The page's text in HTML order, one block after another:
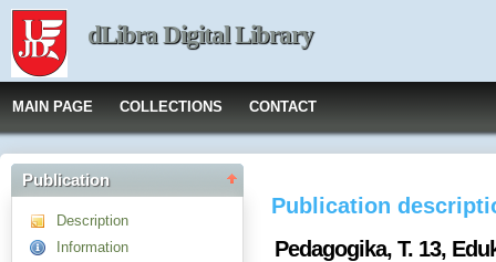
dLibra Digital Library
MAIN PAGE COLLECTIONS CONTACT
Publication
Description
Information
Publication
Pedagogika, T. 13,